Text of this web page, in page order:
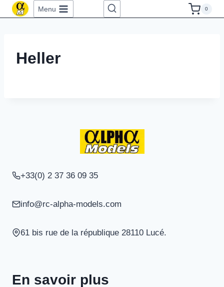
Aller
au
Menu 0
Heller
+33(0) 2 37 36 09 35
info@rc-alpha-models.com
61 bis rue de la république 28110 Lucé.
En savoir plus